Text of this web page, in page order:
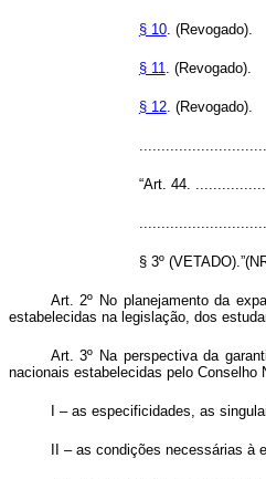
§ 10. (Revogado).
§ 11. (Revogado).
§ 12. (Revogado).
“Art. 44.
§ 3º
Art. 2º No planejamento da
estabelecidas na legislação, dos
Art. 3º Na perspectiva da
nacionais estabelecidas pelo Conselho
I – as especificidades, as
II – as condições necessárias à